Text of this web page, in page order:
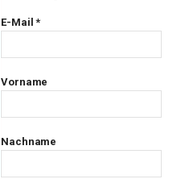
E-Mail*
Vorname
Nachname